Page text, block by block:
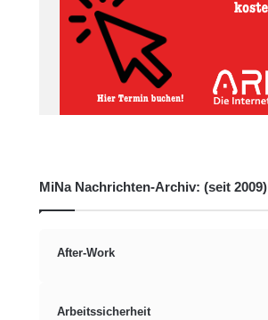
MiNa Nachrichten-Archiv: (seit 2009)
After-Work
Arbeitssicherheit